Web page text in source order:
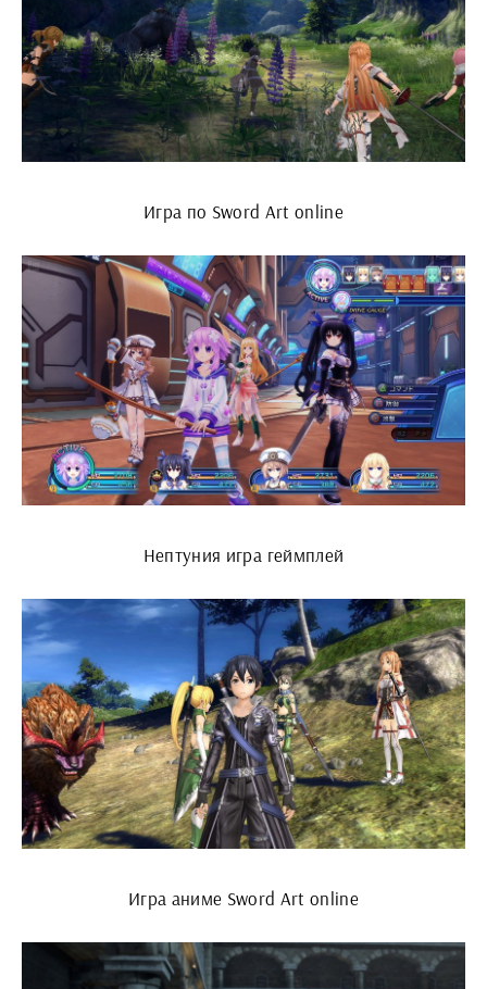
Игра по Sword Art online
Нептуния игра геймплей
Игра аниме Sword Art online